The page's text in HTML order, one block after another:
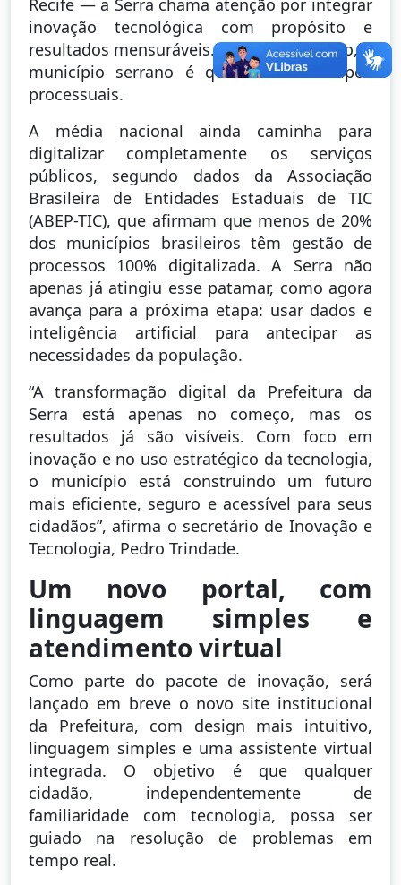
Recife — a Serra chama atenção por integrar
inovação tecnológica com propósito e
resultados mensuráveis. No Espírito Santo, o
município serrano é que tem mais tipos
processuais.
A média nacional ainda caminha para
digitalizar completamente os serviços
públicos, segundo dados da Associação
Brasileira de Entidades Estaduais de TIC
(ABEP-TIC), que afirmam que menos de 20%
dos municípios brasileiros têm gestão de
processos 100% digitalizada. A Serra não
apenas já atingiu esse patamar, como agora
avança para a próxima etapa: usar dados e
inteligência artificial para antecipar as
necessidades da população.
“A transformação digital da Prefeitura da
Serra está apenas no começo, mas os
resultados já são visíveis. Com foco em
inovação e no uso estratégico da tecnologia,
o município está construindo um futuro
mais eficiente, seguro e acessível para seus
cidadãos”, afirma o secretário de Inovação e
Tecnologia, Pedro Trindade.
Um novo portal, com
linguagem simples e
atendimento virtual
Como parte do pacote de inovação, será
lançado em breve o novo site institucional
da Prefeitura, com design mais intuitivo,
linguagem simples e uma assistente virtual
integrada. O objetivo é que qualquer
cidadão, independentemente de
familiaridade com tecnologia, possa ser
guiado na resolução de problemas em
tempo real.